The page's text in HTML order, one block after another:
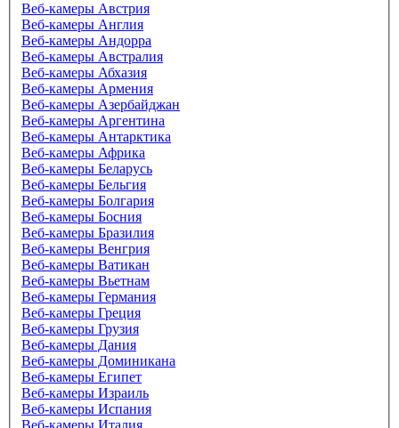
Веб-камеры Австрия
Веб-камеры Англия
Веб-камеры Андорра
Веб-камеры Австралия
Веб-камеры Абхазия
Веб-камеры Армения
Веб-камеры Азербайджан
Веб-камеры Аргентина
Веб-камеры Антарктика
Веб-камеры Африка
Веб-камеры Беларусь
Веб-камеры Бельгия
Веб-камеры Болгария
Веб-камеры Босния
Веб-камеры Бразилия
Веб-камеры Венгрия
Веб-камеры Ватикан
Веб-камеры Вьетнам
Веб-камеры Германия
Веб-камеры Греция
Веб-камеры Грузия
Веб-камеры Дания
Веб-камеры Доминикана
Веб-камеры Египет
Веб-камеры Израиль
Веб-камеры Испания